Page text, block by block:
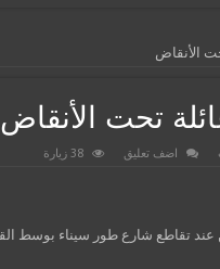
الأنقاض
تحت الأنقاض
اضف تعليق 38 زيارة